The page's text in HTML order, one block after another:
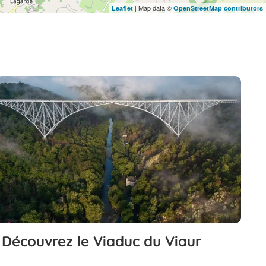
Leaflet | Map data © OpenStreetMap contributors
Découvrez le Viaduc du Viaur